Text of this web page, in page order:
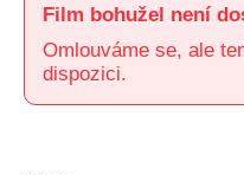
Film bohužel není
Omlouváme se, ale
dispozici.